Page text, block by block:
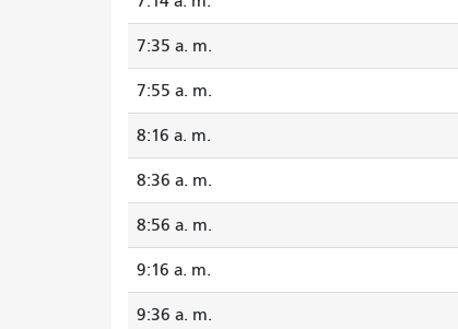
7:35 a. m.
7:55 a. m.
8:16 a. m.
8:36 a. m.
8:56 a. m.
9:16 a. m.
9:36 a. m.